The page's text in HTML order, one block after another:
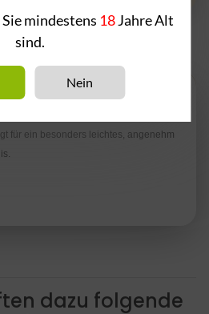
für ein besonders leichtes, angenehm
dazu folgende
mindestens 18Jahre Alt
sind.
Nein